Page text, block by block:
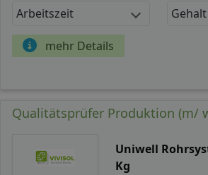
Arbeitszeit Gehalt
mehr Details
Qualitätsprüfer Produktion (m/
Uniwell
Kg